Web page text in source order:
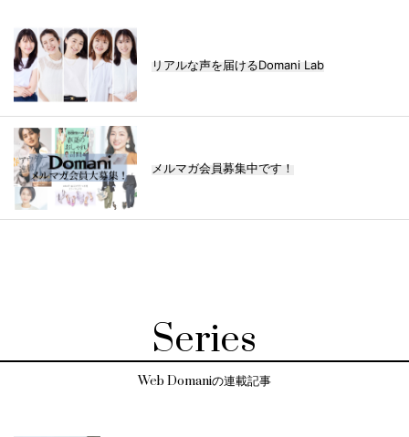
リアルな声を届けるDomani Lab
メルマガ会員募集中です！
Series
Web Domaniの連載記事